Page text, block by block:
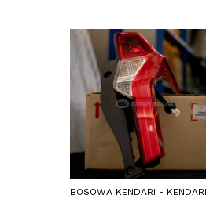
BOSOWA KENDARI - KENDARI